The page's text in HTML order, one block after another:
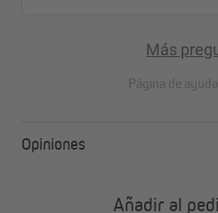
Más
Página de
Opiniones
Añadir al